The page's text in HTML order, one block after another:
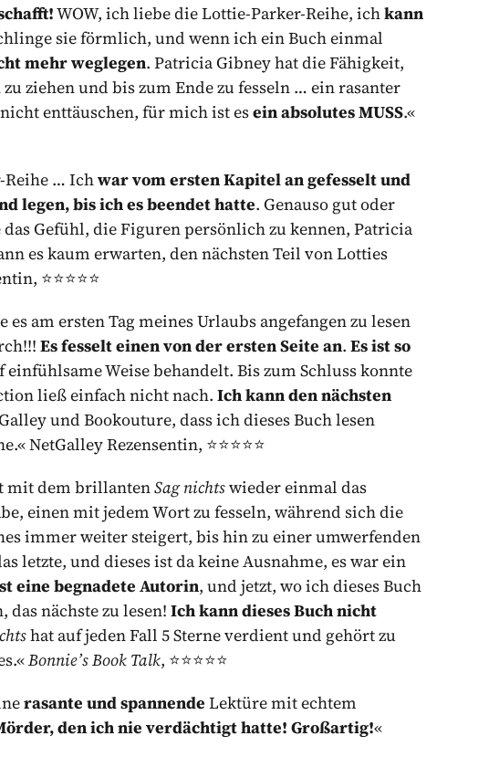
WOW, ich liebe die Lottie-Parker-Reihe, ichkann
sie förmlich, und wenn ich ein Buch einmal
mehr weglegen. Patricia Gibney hat die Fähigkeit,
ziehen und bis zum Ende zu fesseln … ein rasanter
enttäuschen, für mich ist esein absolutes MUSS.«
Reihe … Ichwar vom ersten Kapitel an gefesselt und
legen, bis ich es beendet hatte. Genauso gut oder
Gefühl, die Figuren persönlich zu kennen, Patricia
es kaum erwarten, den nächsten Teil von Lotties
⭐️⭐️⭐️⭐️⭐️
am ersten Tag meines Urlaubs angefangen zu lesen
Es fesselt einen von der ersten Seite an.Es ist so
einfühlsame Weise behandelt. Bis zum Schluss konnte
ließ einfach nicht nach.Ich kann den nächsten
und Bookouture, dass ich dieses Buch lesen
Rezensentin, ⭐️⭐️⭐️⭐️⭐️
mit dem brillantenSag nichtswieder einmal das
einen mit jedem Wort zu fesseln, während sich die
immer weiter steigert, bis hin zu einer umwerfenden
letzte, und dieses ist da keine Ausnahme, es war ein
eine begnadete Autorin, und jetzt, wo ich dieses Buch
das nächste zu lesen!Ich kann dieses Buch nicht
hat auf jeden Fall 5 Sterne verdient und gehört zu
Bonnie’s Book Talk, ⭐️⭐️⭐️⭐️⭐️
rasante und spannende Lektüre mit echtem
den ich nie verdächtigt hatte! Großartig!«